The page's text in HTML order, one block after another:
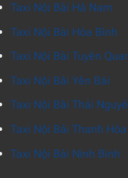
Taxi Nội Bài Hà Nam
Taxi Nội Bài Hòa Bình
Taxi Nội Bài Tuyên
Taxi Nội Bài Yên Bái
Taxi Nội Bài Thái
Taxi Nội Bài Thanh Hóa
Taxi Nội Bài Ninh Bình